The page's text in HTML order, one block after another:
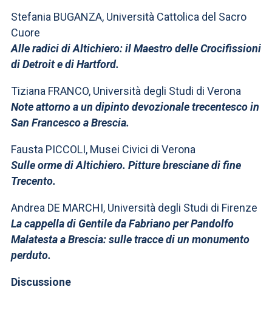
Stefania BUGANZA, Università Cattolica del Sacro
Cuore
Alle radici di Altichiero: il Maestro delle Crocifissioni
di Detroit e di Hartford.
Tiziana FRANCO, Università degli Studi di Verona
Note attorno a un dipinto devozionale trecentesco in
San Francesco a Brescia.
Fausta PICCOLI, Musei Civici di Verona
Sulle orme di Altichiero. Pitture bresciane di fine
Trecento.
Andrea DE MARCHI, Università degli Studi di Firenze
La cappella di Gentile da Fabriano per Pandolfo
Malatesta a Brescia: sulle tracce di un monumento
perduto.
Discussione